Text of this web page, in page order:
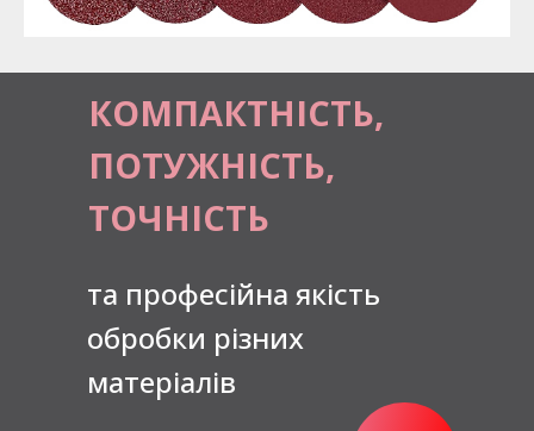
КОМПАКТНІСТЬ,
ПОТУЖНІСТЬ,
ТОЧНІСТЬ
та професійна якість
обробки різних
матеріалів